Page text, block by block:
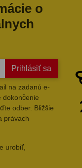
o
Prihlásiť sa
na zadanú e-
dokončenie
odber. Bližšie
právach
urobiť,